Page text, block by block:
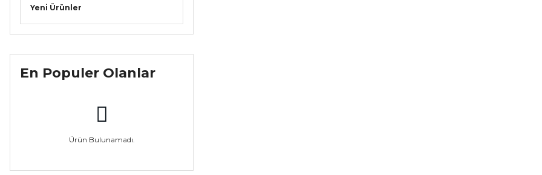
Yeni Ürünler
En Populer Olanlar
Ürün Bulunamadı.